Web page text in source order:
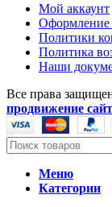
Мой аккаунт
Оформление
Политики
Политика
Наши
Все права
продвижение
Меню
Категории